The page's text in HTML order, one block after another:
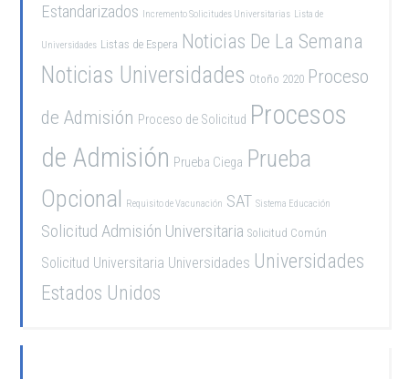
Estandarizados Incremento Solicitudes Universitarias Lista de
Universidades Listas de Espera Noticias De La Semana
Noticias Universidades Otoño 2020 Proceso
de Admisión Proceso de Solicitud Procesos
de Admisión Prueba Ciega Prueba
Opcional Requisito de Vacunación SAT Sistema Educación
Solicitud Admisión Universitaria Solicitud Común
Solicitud Universitaria Universidades Universidades
Estados Unidos